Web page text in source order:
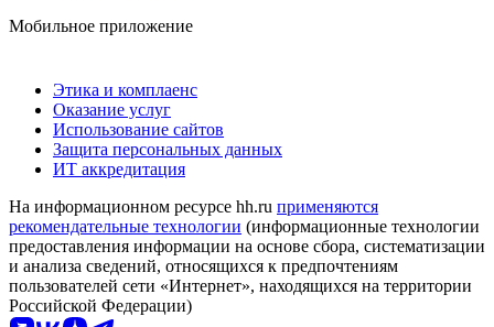
Мобильное приложение
Этика и комплаенс
Оказание услуг
Использование сайтов
Защита персональных данных
ИТ аккредитация
На информационном ресурсе hh.ru применяются
рекомендательные технологии (информационные технологии
предоставления информации на основе сбора, систематизации
и анализа сведений, относящихся к предпочтениям
пользователей сети «Интернет», находящихся на территории
Российской Федерации)